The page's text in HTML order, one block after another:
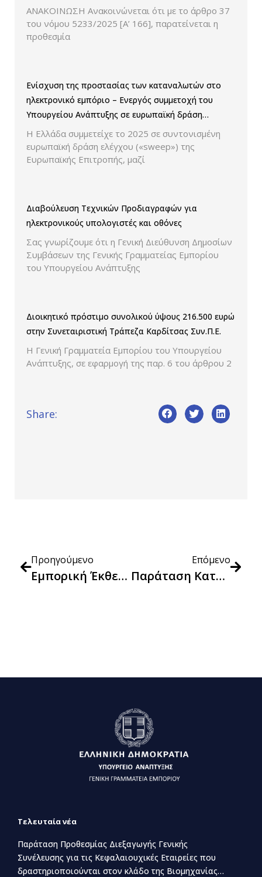
Παραγωγής και Εμπορίας Φαρμάκων
ΑΝΑΚΟΙΝΩΣΗ Ανακοινώνεται ότι με το άρθρο 37
του νόμου 5233/2025 [Α’ 166], παρατείνεται η
προθεσμία
Ενίσχυση της προστασίας των καταναλωτών στο
ηλεκτρονικό εμπόριο – Ενεργός συμμετοχή του
Υπουργείου Ανάπτυξης σε ευρωπαϊκή δράση
ελέγχου παρουσίασης των τιμών και των
εκπτώσεων.
Η Ελλάδα συμμετείχε το 2025 σε συντονισμένη
ευρωπαϊκή δράση ελέγχου («sweep») της
Ευρωπαϊκής Επιτροπής, μαζί
Διαβούλευση Τεχνικών Προδιαγραφών για
ηλεκτρονικούς υπολογιστές και οθόνες
Σας γνωρίζουμε ότι η Γενική Διεύθυνση Δημοσίων
Συμβάσεων της Γενικής Γραμματείας Εμπορίου
του Υπουργείου Ανάπτυξης
Διοικητικό πρόστιμο συνολικού ύψους 216.500 ευρώ
στην Συνεταιριστική Τράπεζα Καρδίτσας Συν.Π.Ε.
Η Γενική Γραμματεία Εμπορίου του Υπουργείου
Ανάπτυξης, σε εφαρμογή της παρ. 6 του άρθρου 2
Share:
Προηγούμενο
Εμπορική Έκθεση Ποσειδώνια 2024
Επόμενο
Παράταση Καταγραφής Αδειούχων Υπαίθριου Εμπορίου
Τελευταία νέα
Παράταση Προθεσμίας Διεξαγωγής Γενικής
Συνέλευσης για τις Κεφαλαιουχικές Εταιρείες που
δραστηριοποιούνται στον κλάδο της Βιομηχανίας